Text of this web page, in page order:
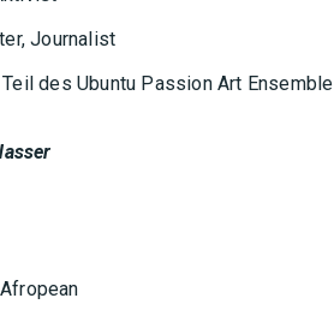
Journalist
des Ubuntu Passion Art Ensemble